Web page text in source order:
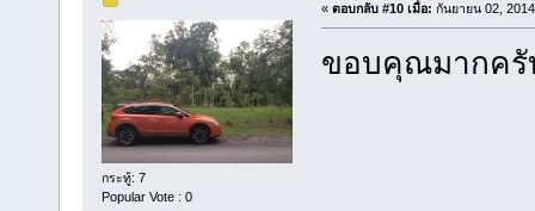
กระทู้: 7
Popular Vote : 0
« ตอบกลับ #10 เมื่อ: กันยายน 02,
ขอบคุณมากครั